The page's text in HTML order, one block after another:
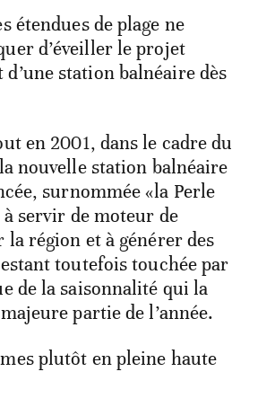
étendues de plage ne
d’éveiller le projet
d’une station balnéaire dès
en 2001, dans le cadre du
nouvelle station balnéaire
surnommée «la Perle
à servir de moteur de
la région et à générer des
toutefois touchée par
de la saisonnalité qui la
partie de l’année.
plutôt en pleine haute